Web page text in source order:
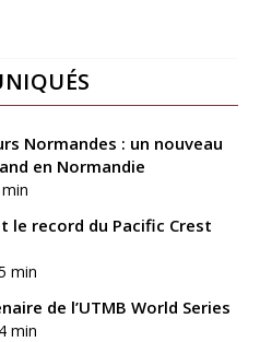
Normandes : un nouveau
en Normandie
le record du Pacific Crest
min
de l’UTMB World Series
min